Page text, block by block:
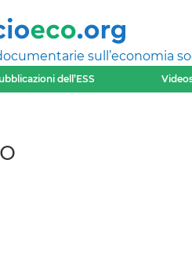
sull’economia
dell’ESS